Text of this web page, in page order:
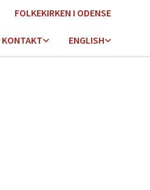
FOLKEKIRKEN I ODENSE
KONTAKT ENGLISH